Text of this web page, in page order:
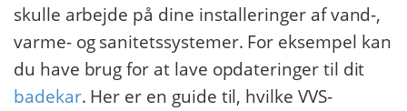
skulle arbejde på dine installeringer af vand-,
varme- og sanitetssystemer. For eksempel kan
du have brug for at lave opdateringer til dit
badekar. Her er en guide til, hvilke VVS-